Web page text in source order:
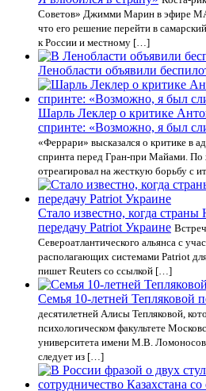
Советов» Джимми Марин в эфире
что его решение перейти в
к России и местному […]
Ленобласти объявили
Шарль Леклер о критике
спринте: «Возможно, я был
«Феррари» высказался о критике в
спринта перед Гран-при Майами. По
отреагировал на жесткую борьбу с
Стало известно, когда
передачу Patriot Украине
Североатлантического альянса с
располагающих системами Patriot
пишет Reuters со ссылкой […]
Семья 10-летней Тепляковой
десятилетней Алисы Тепляковой,
психологическом факультете
университета имени М.В.
следует из […]